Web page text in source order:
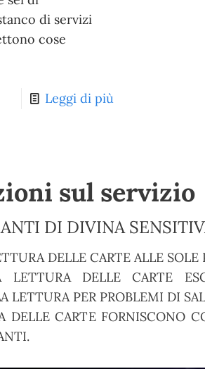
di servizi
cose
Leggi di più
sul servizio
DI DIVINA
DELLE CARTE ALLE
LETTURA DELLE CARTE
LETTURA PER PROBLEMI DI
DELLE CARTE FORNISCONO